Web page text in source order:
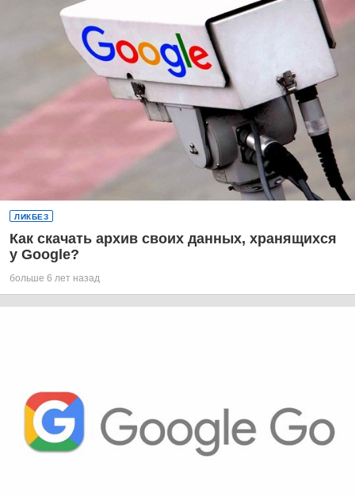
ЛИКБЕЗ
Как скачать архив своих данных, хранящихся
у Google?
больше 6 лет назад